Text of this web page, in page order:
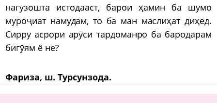
нагузошта истодааст, барои ҳамин ба шумо
муроҷиат намудам, то ба ман маслиҳат диҳед.
Сирру асрори арӯси тардоманро ба бародарам
бигӯям ё не?
Фариза, ш. Турсунзода.